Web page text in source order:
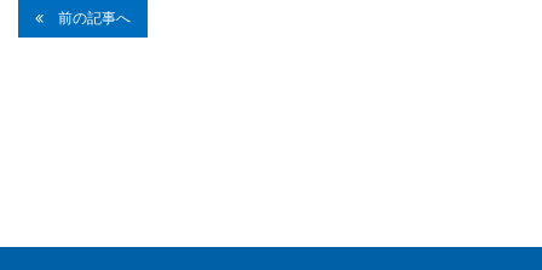
前の記事へ